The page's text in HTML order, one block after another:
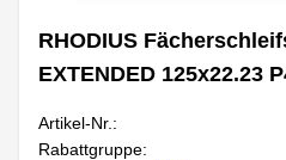
RHODIUS
EXTENDED 125x22.23
Artikel-Nr.:
Rabattgruppe: